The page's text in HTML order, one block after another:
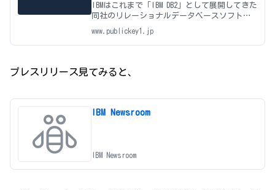
IBMはこれまで「IBM DB2」として展開してきた
同社のリレーショナルデータベースソフトウ
ェアを、新たに「IBM Db2」としてリブランド
し、JSONサポート、クラウド版、開発者向け
の無償版などの展開を発表しました。 開発者
www.publickey1.jp
プレスリリース見てみると、
IBM Newsroom
IBM Newsroom